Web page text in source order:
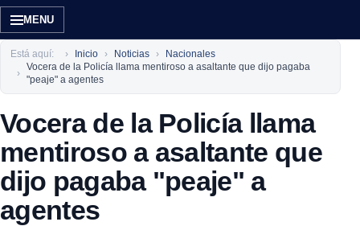
MENU
Está aquí: Inicio Noticias
Nacionales
Vocera de la Policía llama mentiroso a asaltante que dijo pagaba
"peaje" a agentes
Vocera de la Policía llama
mentiroso a asaltante que
dijo pagaba "peaje" a
agentes